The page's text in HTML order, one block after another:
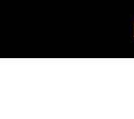
springen